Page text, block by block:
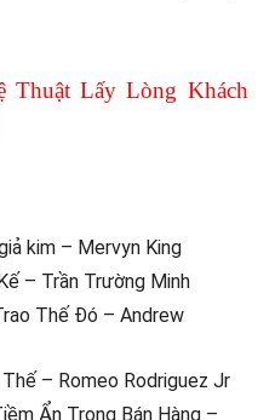
Thuật Lấy Lòng Khách
kim – Mervyn King
– Trần Trường Minh
Thế Đó – Andrew
– Romeo Rodriguez Jr
Ẩn Trong Bán Hàng –